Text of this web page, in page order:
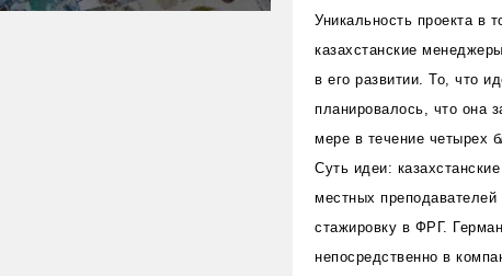
Уникальность проекта в
казахстанские
в его развитии. То, что
планировалось, что она
мере в течение четырех
Суть идеи:
местных
стажировку в ФРГ.
непосредственно в